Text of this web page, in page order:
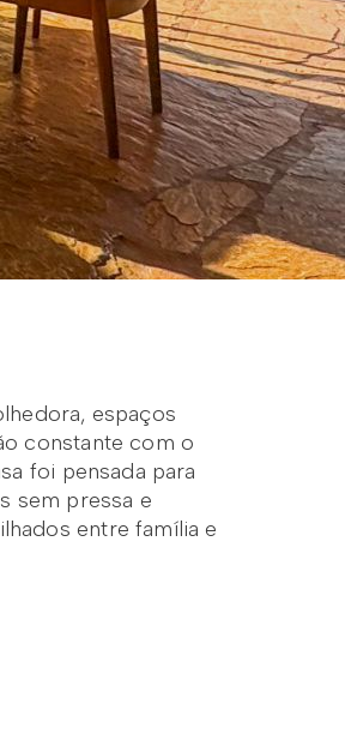
espaços
constante com o
foi pensada para
sem pressa e
entre família e